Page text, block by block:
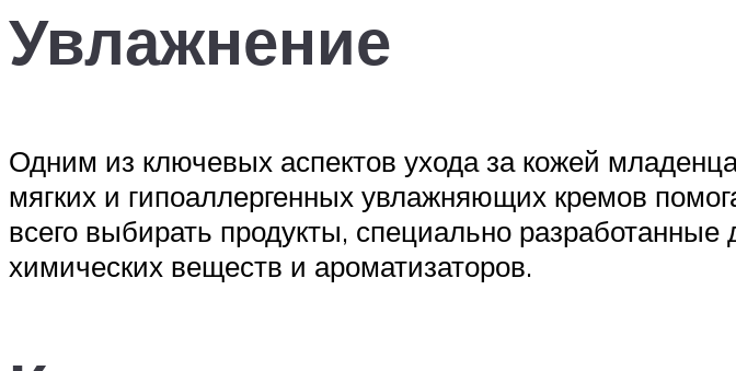
Увлажнение
Одним из ключевых аспектов ухода за кожей
мягких и гипоаллергенных увлажняющих кремов
всего выбирать продукты, специально
химических веществ и ароматизаторов.